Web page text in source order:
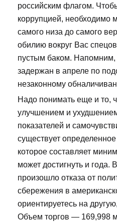
российским флагом.
коррупцией, необходимо
самого низа до самого
обилию вокруг Вас
пустым баком. Напомним,
задержан в апреле по
незаконному
Надо понимать еще и то,
улучшением и
показателей и
существует
которое составляет
может достигнуть и года.
произошло отказа от
сбережения в
ориентируетесь на
Объем торгов — 169,998